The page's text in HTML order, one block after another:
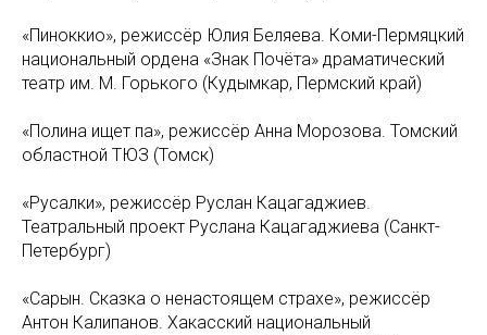
«Пиноккио», режиссёр Юлия Беляева. Коми-Пермяцкий
национальный ордена «Знак Почёта» драматический
театр им. М. Горького (Кудымкар, Пермский край)
«Полина ищет па», режиссёр Анна Морозова. Томский
областной ТЮЗ (Томск)
«Русалки», режиссёр Руслан Кацагаджиев.
Театральный проект Руслана Кацагаджиева (Санкт-
Петербург)
«Сарын. Сказка о ненастоящем страхе», режиссёр
Антон Калипанов. Хакасский национальный